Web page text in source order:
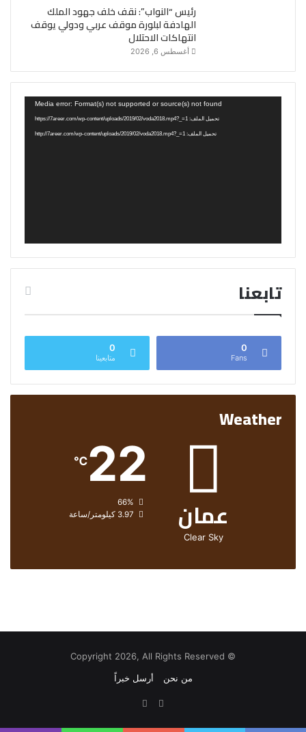
رئيس “النواب”: نقف خلف جهود الملك
الهادفة لبلورة موقف عربي ودولي يوقف
انتهاكات الاحتلال
أغسطس 6, 2026
Media error: Format(s) not supported or source(s) not found
تحميل الملف: https://7areer.com/wp-content/uploads/2019/02/voda2018.mp4?_=1
تحميل الملف: http://7areer.com/wp-content/uploads/2019/02/voda2018.mp4?_=1
تابعنا
0
Fans
0
متابعينا
Weather
عمان
Clear Sky
22
℃
الرطوبة:
الرياح:
© Copyright 2026, All Rights Reserved
من نحن
أرسل خبراً